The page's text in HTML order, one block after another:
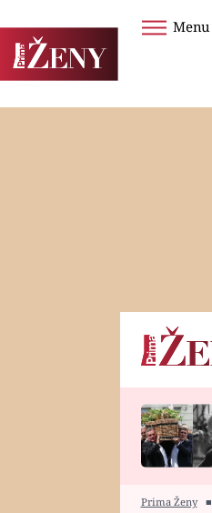
Menu
Horoskopy
HOROSKOP NA
Prima Ženy ■